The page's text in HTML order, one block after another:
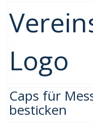
Logo
Caps für
besticken